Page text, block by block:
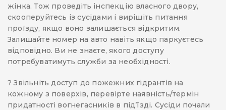
жінка. Тож проведіть інспекцію власного двору,
скооперуйтесь із сусідами і вирішіть питання
проїзду, якщо воно залишається відкритим.
Залишайте номер на авто навіть якщо паркуєтесь
відповідно. Ви не знаєте, якого доступу
потребуватимуть служби за необхідності.
? Звільніть доступ до пожежних гідрантів на
кожному з поверхів, перевірте наявність/термін
придатності вогнегасників в підʼїзді. Сусіди почали